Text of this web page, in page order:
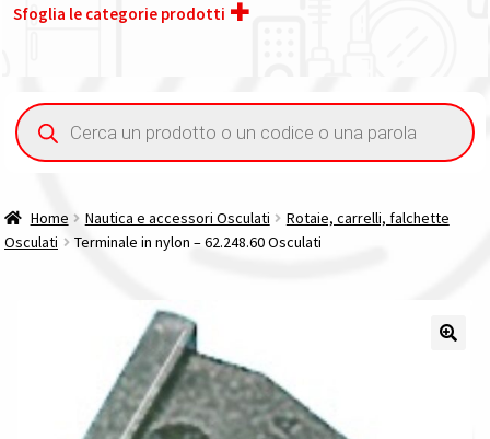
Sfoglia le categorie prodotti
Acquisto iva 4% (agevolata)
Contatti
Il nostro gruppo acquisti
La nostra azienda
Condizioni generali
Ricerca
prodotti
Home Nautica e accessori Osculati
Rotaie, carrelli, falchette
Osculati
Terminale in nylon – 62.248.60 Osculati